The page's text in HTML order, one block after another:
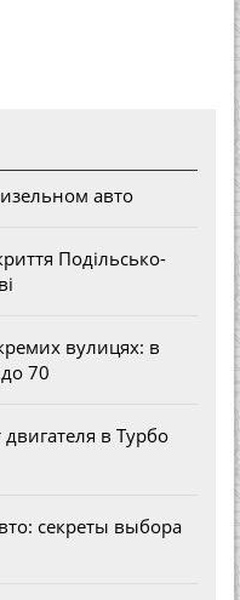
авто
Подільсько-
вулицях: в
70
в Турбо
секреты выбора